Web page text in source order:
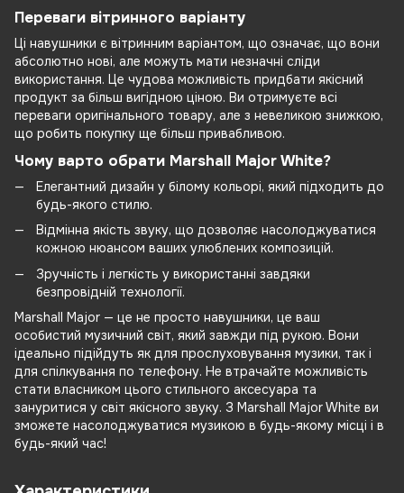
Переваги вітринного варіанту
Ці навушники є вітринним варіантом, що означає, що вони
абсолютно нові, але можуть мати незначні сліди
використання. Це чудова можливість придбати якісний
продукт за більш вигідною ціною. Ви отримуєте всі
переваги оригінального товару, але з невеликою знижкою,
що робить покупку ще більш привабливою.
Чому варто обрати Marshall Major White?
Елегантний дизайн у білому кольорі, який підходить до
будь-якого стилю.
Відмінна якість звуку, що дозволяє насолоджуватися
кожною нюансом ваших улюблених композицій.
Зручність і легкість у використанні завдяки
безпровідній технології.
Marshall Major — це не просто навушники, це ваш
особистий музичний світ, який завжди під рукою. Вони
ідеально підійдуть як для прослуховування музики, так і
для спілкування по телефону. Не втрачайте можливість
стати власником цього стильного аксесуара та
зануритися у світ якісного звуку. З Marshall Major White ви
зможете насолоджуватися музикою в будь-якому місці і в
будь-який час!